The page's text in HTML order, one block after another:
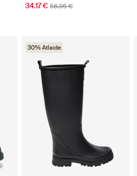
34.17 € 56.95 €
30% Atlaide